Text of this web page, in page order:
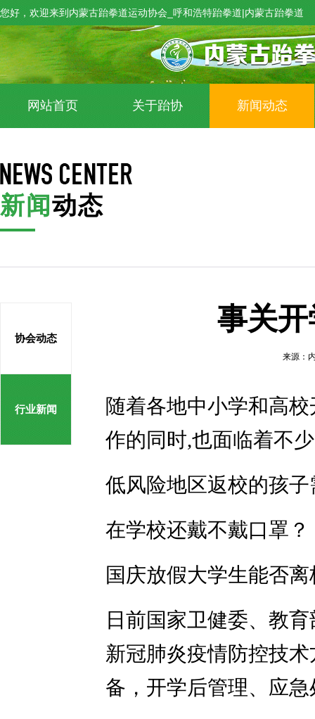
您好，欢迎来到内蒙古跆拳道运动协会_呼和浩特跆拳道|内蒙古跆拳道
网站首页 关于跆协 新闻动态
新闻动态
协会动态
行业新闻
事关
来源：
随着各地中小学和高
作的同时,也面临着不
低风险地区返校的孩
在学校还戴不戴口罩？
国庆放假大学生能否离
日前国家卫健委、教
新冠肺炎疫情防控技
备，开学后管理、应